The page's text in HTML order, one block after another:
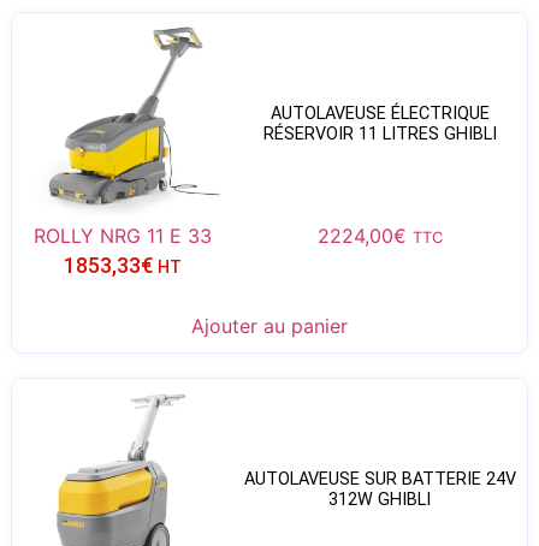
AUTOLAVEUSE ÉLECTRIQUE
RÉSERVOIR 11 LITRES GHIBLI
ROLLY NRG 11 E 33 2224,00€ TTC
1853,33€ HT
Ajouter au panier
AUTOLAVEUSE SUR BATTERIE 24V
312W GHIBLI